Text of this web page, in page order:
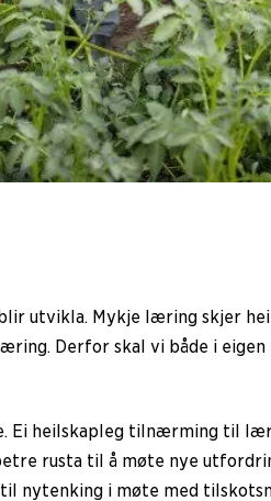
utvikla. Mykje læring skjer
Derfor skal vi både i
Ei heilskapleg tilnærming til
rusta til å møte nye
nytenking i møte med